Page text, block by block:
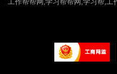
工作帮帮网,学习帮帮网,学习帮,工